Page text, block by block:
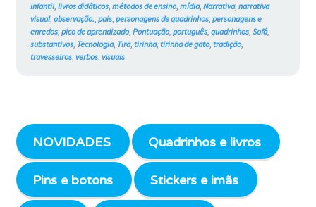
infantil, livros didáticos, métodos de ensino, mídia, Narrativa, narrativa
visual, observação., pais, personagens de quadrinhos, personagens e
enredos, pico de aprendizado, Pontuação, português, quadrinhos, Sofá,
substantivos, Tecnologia, Tira, tirinha, tirinha de gato, tradição,
travesseiros, verbos, visuais
NOVIDADES Quadrinhos e livros
Pins e botons Stickers e imãs